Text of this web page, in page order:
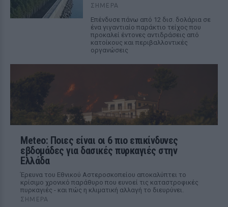
ΣΉΜΕΡΑ
Επένδυσε πάνω από 12 δισ. δολάρια σε
ένα γιγαντιαίο παράκτιο τείχος που
προκαλεί έντονες αντιδράσεις από
κατοίκους και περιβαλλοντικές
οργανώσεις
Meteo: Ποιες είναι οι 6 πιο επικίνδυνες
εβδομάδες για δασικές πυρκαγιές στην
Ελλάδα
Έρευνα του Εθνικού Αστεροσκοπείου αποκαλύπτει το
κρίσιμο χρονικό παράθυρο που ευνοεί τις καταστροφικές
πυρκαγιές - και πώς η κλιματική αλλαγή το διευρύνει.
ΣΉΜΕΡΑ